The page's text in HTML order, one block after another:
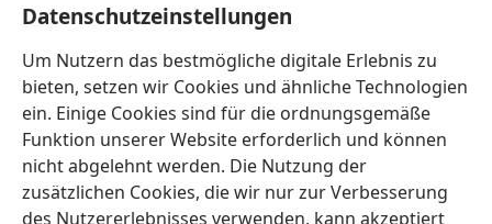
Datenschutzeinstellungen
Um Nutzern das bestmögliche digitale Erlebnis zu
bieten, setzen wir Cookies und ähnliche Technologien
ein. Einige Cookies sind für die ordnungsgemäße
Funktion unserer Website erforderlich und können
nicht abgelehnt werden. Die Nutzung der
zusätzlichen Cookies, die wir nur zur Verbesserung
des Nutzererlebnisses verwenden, kann akzeptiert
Spenden
(öffnet
neues
Fenster)Wachtturm ONLINE-BIBLIOTHEK
(öffnet
neues
Fenster)JW Hub®
(öffnet
neues
Fenster)JW Library